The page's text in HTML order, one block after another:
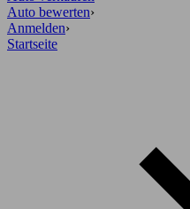
Auto bewerten›
Anmelden›
Startseite